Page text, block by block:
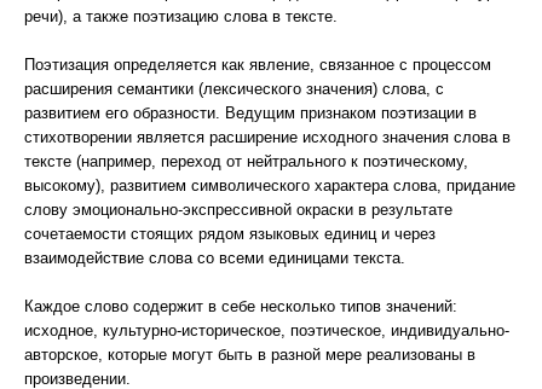
речи), а также поэтизацию слова в тексте.
Поэтизация определяется как явление, связанное с процессом
расширения семантики (лексического значения) слова, с
развитием его образности. Ведущим признаком поэтизации в
стихотворении является расширение исходного значения слова в
тексте (например, переход от нейтрального к поэтическому,
высокому), развитием символического характера слова, придание
слову эмоционально-экспрессивной окраски в результате
сочетаемости стоящих рядом языковых единиц и через
взаимодействие слова со всеми единицами текста.
Каждое слово содержит в себе несколько типов значений:
исходное, культурно-историческое, поэтическое, индивидуально-
авторское, которые могут быть в разной мере реализованы в
произведении.